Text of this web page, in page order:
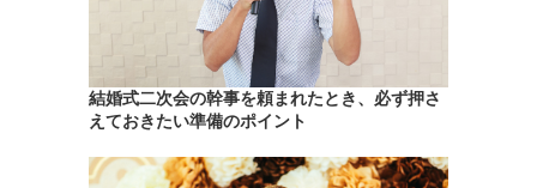
結婚式二次会の幹事を頼まれたとき、必ず押さ
えておきたい準備のポイント